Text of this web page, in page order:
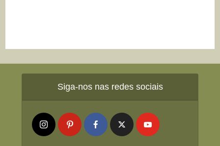
Siga-nos nas redes sociais